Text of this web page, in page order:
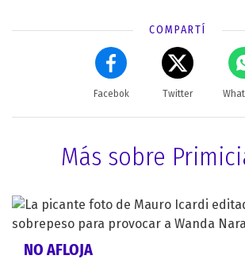
COMPARTÍ
Facebok Twitter
Más sobre
NO AFLOJA